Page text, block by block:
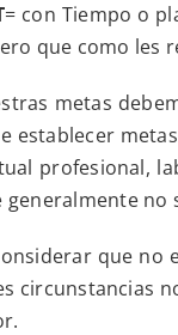
= con Tiempo o
que como les
metas
establecer
profesional,
no
que no